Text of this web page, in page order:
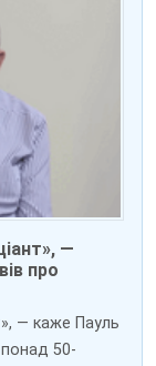
—
про
— каже Пауль
понад 50-